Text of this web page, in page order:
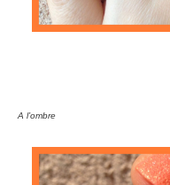
A l’ombre